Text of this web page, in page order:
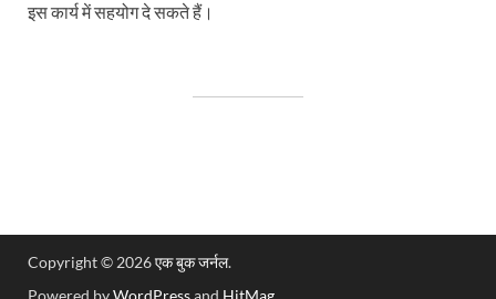
इस कार्य में सहयोग दे सकते हैं।
Copyright © 2026एक बुक जर्नल.